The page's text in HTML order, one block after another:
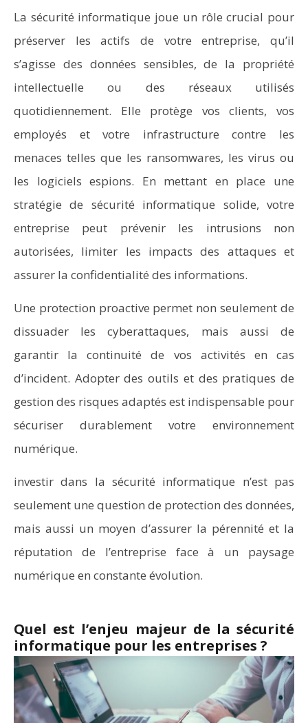
La sécurité informatique joue un rôle crucial pour
préserver les actifs de votre entreprise, qu’il
s’agisse des données sensibles, de la propriété
intellectuelle ou des réseaux utilisés
quotidiennement. Elle protège vos clients, vos
employés et votre infrastructure contre les
menaces telles que les ransomwares, les virus ou
les logiciels espions. En mettant en place une
stratégie de sécurité informatique solide, votre
entreprise peut prévenir les intrusions non
autorisées, limiter les impacts des attaques et
assurer la confidentialité des informations.
Une protection proactive permet non seulement de
dissuader les cyberattaques, mais aussi de
garantir la continuité de vos activités en cas
d’incident. Adopter des outils et des pratiques de
gestion des risques adaptés est indispensable pour
sécuriser durablement votre environnement
numérique.
investir dans la sécurité informatique n’est pas
seulement une question de protection des données,
mais aussi un moyen d’assurer la pérennité et la
réputation de l’entreprise face à un paysage
numérique en constante évolution.
Quel est l’enjeu majeur de la sécurité
informatique pour les entreprises ?